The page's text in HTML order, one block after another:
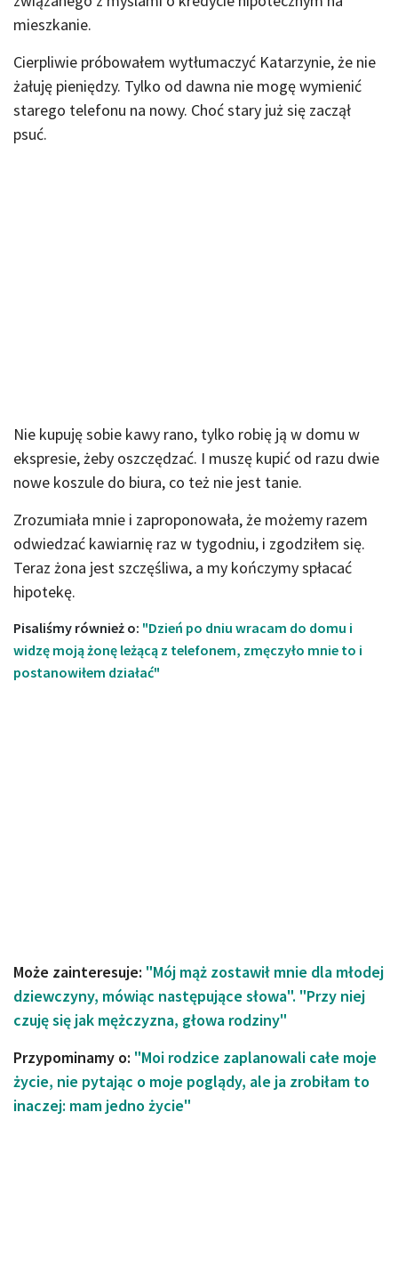
mieszkanie.
Cierpliwie próbowałem wytłumaczyć Katarzynie, że nie
żałuję pieniędzy. Tylko od dawna nie mogę wymienić
starego telefonu na nowy. Choć stary już się zaczął
psuć.
Nie kupuję sobie kawy rano, tylko robię ją w domu w
ekspresie, żeby oszczędzać. I muszę kupić od razu dwie
nowe koszule do biura, co też nie jest tanie.
Zrozumiała mnie i zaproponowała, że możemy razem
odwiedzać kawiarnię raz w tygodniu, i zgodziłem się.
Teraz żona jest szczęśliwa, a my kończymy spłacać
hipotekę.
Pisaliśmy również o: "Dzień po dniu wracam do domu i
widzę moją żonę leżącą z telefonem, zmęczyło mnie to i
postanowiłem działać"
Może zainteresuje: "Mój mąż zostawił mnie dla młodej
dziewczyny, mówiąc następujące słowa". "Przy niej
czuję się jak mężczyzna, głowa rodziny"
Przypominamy o: "Moi rodzice zaplanowali całe moje
życie, nie pytając o moje poglądy, ale ja zrobiłam to
inaczej: mam jedno życie"